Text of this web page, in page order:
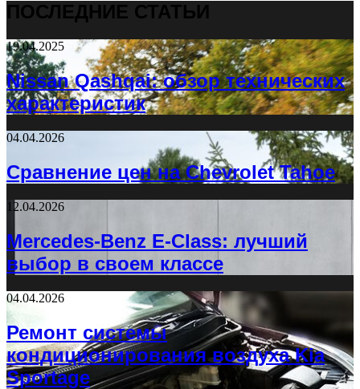
ПОСЛЕДНИЕ СТАТЬИ
19.04.2025
Nissan Qashqai: обзор технических
характеристик
04.04.2026
Сравнение цен на Chevrolet Tahoe
12.04.2026
Mercedes-Benz E-Class: лучший
выбор в своем классе
04.04.2026
Ремонт системы
кондиционирования воздуха Kia
Sportage